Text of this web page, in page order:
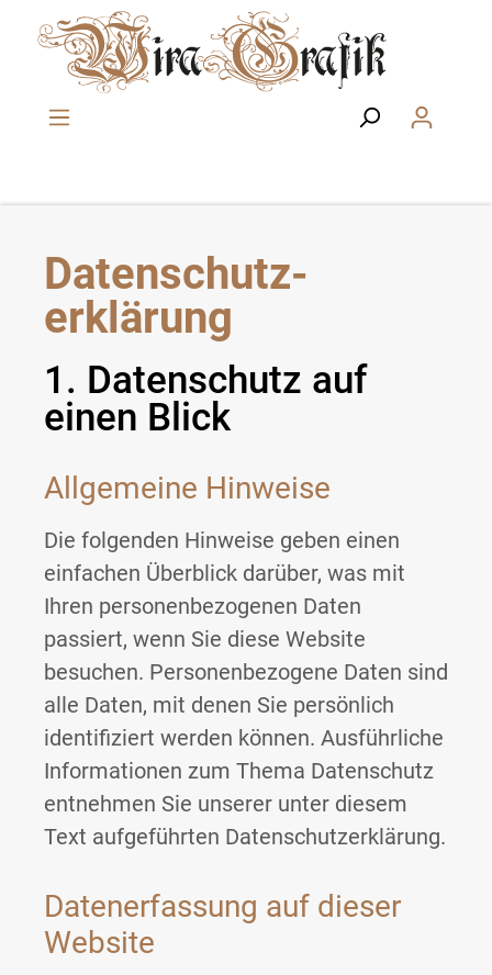
Zum Hauptinhalt springen
Datenschutz­
erklärung
1. Datenschutz auf
einen Blick
Allgemeine Hinweise
Die folgenden Hinweise geben einen
einfachen Überblick darüber, was mit
Ihren personenbezogenen Daten
passiert, wenn Sie diese Website
besuchen. Personenbezogene Daten sind
alle Daten, mit denen Sie persönlich
identifiziert werden können. Ausführliche
Informationen zum Thema Datenschutz
entnehmen Sie unserer unter diesem
Text aufgeführten Datenschutzerklärung.
Datenerfassung auf dieser
Website